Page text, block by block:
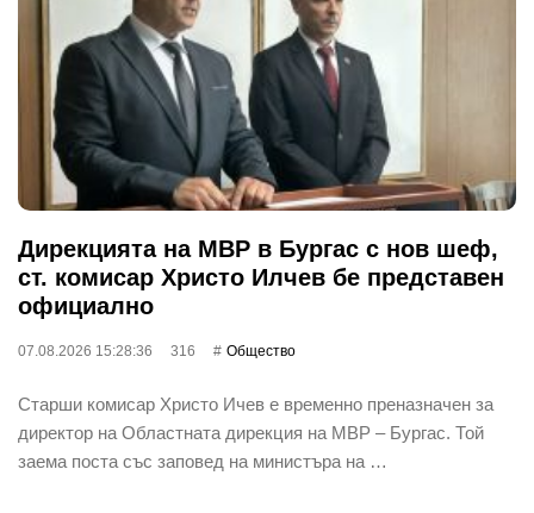
Дирекцията на МВР в Бургас с нов шеф,
ст. комисар Христо Илчев бе представен
официално
07.08.2026 15:28:36 316 Общество
Старши комисар Христо Ичев е временно преназначен за
директор на Областната дирекция на МВР – Бургас. Той
заема поста със заповед на министъра на …